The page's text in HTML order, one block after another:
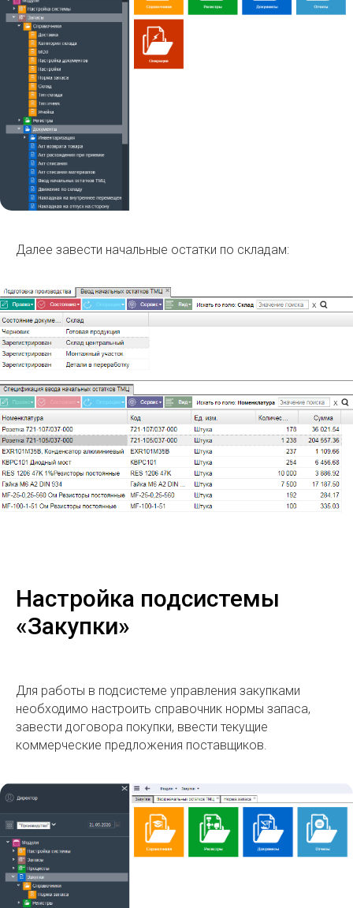
Далее завести начальные остатки по складам:
Настройка подсистемы
«Закупки»
Для работы в подсистеме управления закупками
необходимо настроить справочник нормы запаса,
завести договора покупки, ввести текущие
коммерческие предложения поставщиков.